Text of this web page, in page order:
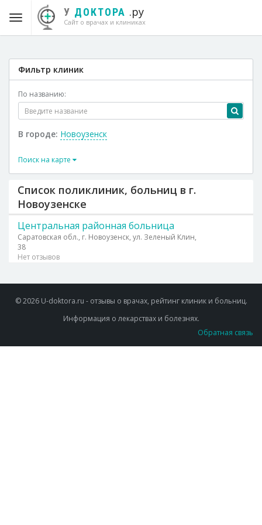
У ДОКТОРА .ру
Сайт о врачах и клиниках
Фильтр клиник
По названию:
В городе: Новоузенск
Поиск на карте
Список поликлиник, больниц в г.
Новоузенске
Центральная районная больница
Саратовская обл., г. Новоузенск, ул. Зеленый Клин,
38
Нет отзывов
© 2026 U-doktora.ru - отзывы о врачах, рейтинг клиник и больниц.
Информация о лекарствах и болезнях.
Обратная связь